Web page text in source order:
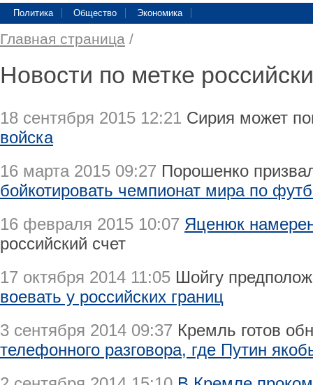
Политика Общество Экономика
Главная страница /
Новости по метке
18 сентября 2015 12:21 Сирия может
войска
16 марта 2015 09:27 Порошенко
бойкотировать чемпионат мира по
16 февраля 2015 10:07 Яценюк
российский счет
17 октября 2014 11:05 Шойгу
воевать у российских границ
3 сентября 2014 09:37 Кремль готов
телефонного разговора, где Путин